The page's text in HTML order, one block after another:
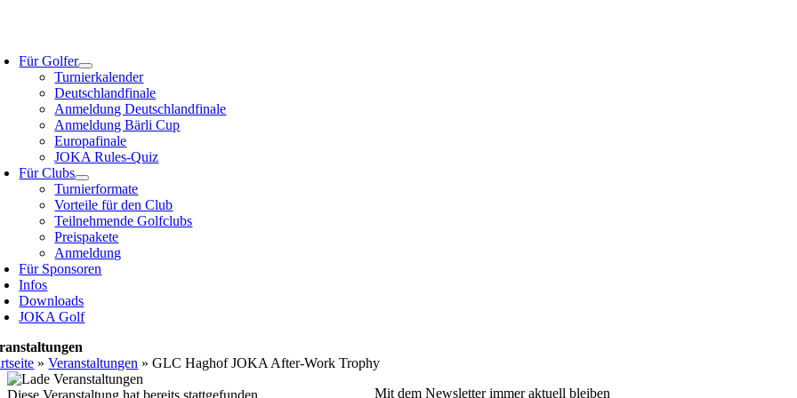
Für Golfer
Turnierkalender
Deutschlandfinale
Anmeldung Deutschlandfinale
Anmeldung Bärli Cup
Europafinale
JOKA Rules-Quiz
Für Clubs
Turnierformate
Vorteile für den Club
Teilnehmende Golfclubs
Preispakete
Anmeldung
Für Sponsoren
Infos
Downloads
JOKA Golf
»Veranstaltungen »GLC Haghof JOKA After-Work Trophy
Diese Veranstaltung hat bereits stattgefunden.
Mit dem Newsletter immer aktuell bleiben